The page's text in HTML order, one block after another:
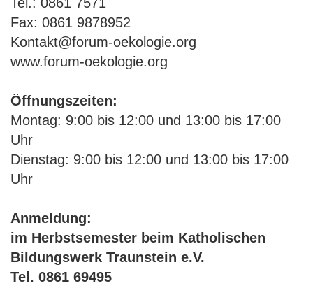
Fax: 0861 9878952
Kontakt@forum-oekologie.org
www.forum-oekologie.org
Öffnungszeiten:
Montag: 9:00 bis 12:00 und 13:00 bis 17:00
Uhr
Dienstag: 9:00 bis 12:00 und 13:00 bis 17:00
Uhr
Anmeldung:
im Herbstsemester beim Katholischen
Bildungswerk Traunstein e.V.
Tel. 0861 69495